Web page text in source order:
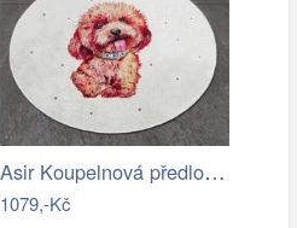
Asir Koupelnová předložka Terrier, Ø…
1079,-Kč